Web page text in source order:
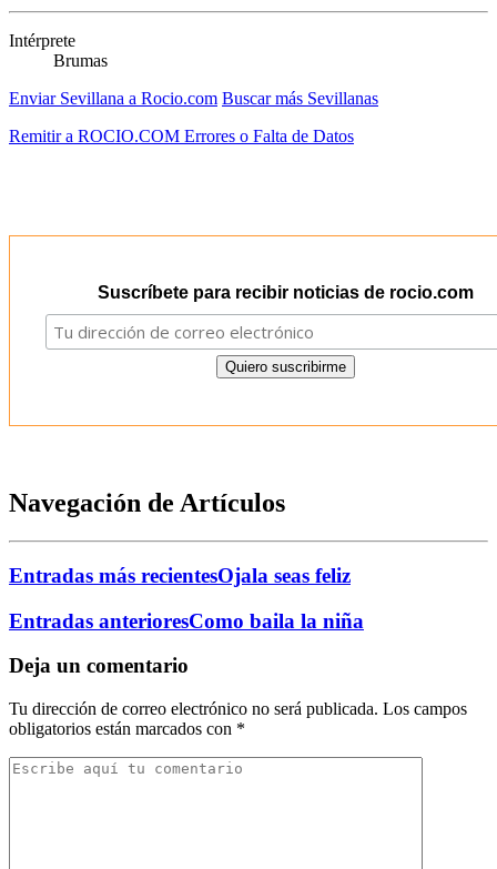
Intérprete
Brumas
Enviar Sevillana a Rocio.com Buscar más Sevillanas
Remitir a ROCIO.COM Errores o Falta de Datos
Suscríbete para recibir noticias de rocio.com
Navegación de Artículos
Entradas más recientesOjala seas feliz
Entradas anterioresComo baila la niña
Deja un comentario
Tu dirección de correo electrónico no será publicada. Los campos
obligatorios están marcados con *